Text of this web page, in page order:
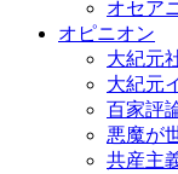
オセア
オピニオン
大紀元
大紀元
百家評
悪魔が
共産主